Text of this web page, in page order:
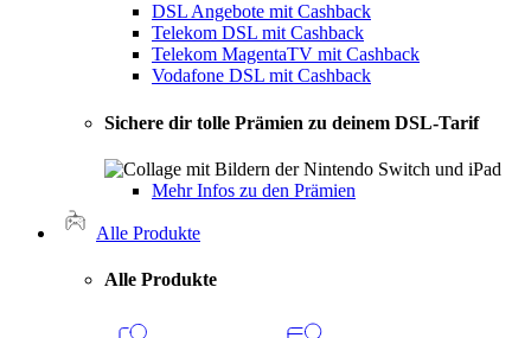
DSL Angebote mit Cashback
Telekom DSL mit Cashback
Telekom MagentaTV mit Cashback
Vodafone DSL mit Cashback
Sichere dir tolle Prämien zu deinem DSL-Tarif
Mehr Infos zu den Prämien
Alle Produkte
Alle Produkte